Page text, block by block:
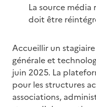
La source
doit être
Accueillir un
générale et
juin 2025. La
pour les structures
associations,